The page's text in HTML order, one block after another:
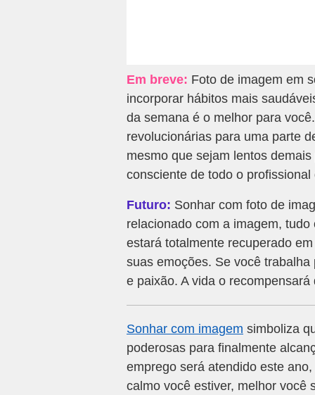
Em breve: Foto de imagem em
incorporar hábitos mais
da semana é o melhor para
revolucionárias para uma parte
mesmo que sejam lentos
consciente de todo o profissional
Futuro: Sonhar com foto de
relacionado com a imagem,
estará totalmente recuperado
suas emoções. Se você
e paixão. A vida o
Sonhar com imagem simboliza
poderosas para finalmente
emprego será atendido este
calmo você estiver, melhor você